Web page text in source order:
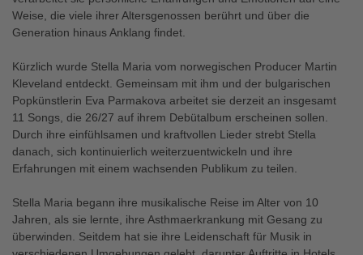
Weise, die viele ihrer Altersgenossen berührt und über die
Generation hinaus Anklang findet.
Kürzlich wurde Stella Maria vom norwegischen Producer Martin
Kleveland entdeckt. Gemeinsam mit ihm und der bulgarischen
Popkünstlerin Eva Parmakova arbeitet sie derzeit an insgesamt
11 Songs, die 26/27 auf ihrem Debütalbum erscheinen sollen.
Durch ihre einfühlsamen und kraftvollen Lieder strebt Stella
danach, sich kontinuierlich weiterzuentwickeln und ihre
Erfahrungen mit einem wachsenden Publikum zu teilen.
Stella Maria begann ihre musikalische Reise im Alter von 10
Jahren, als sie lernte, ihre Asthmaerkrankung mit Gesang zu
überwinden. Seitdem hat sie ihre Leidenschaft für Musik in